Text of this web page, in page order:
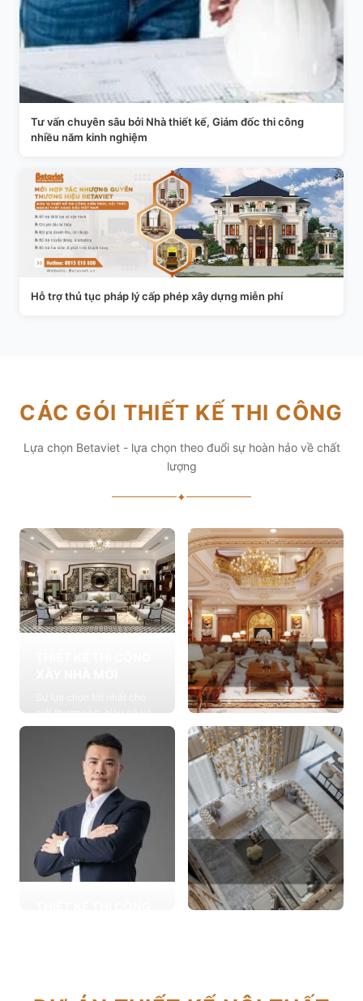
Tư vấn chuyên sâu bởi Nhà thiết kế, Giám đốc thi công
nhiều năm kinh nghiệm
Hỗ trợ thủ tục pháp lý cấp phép xây dựng miễn phí
CÁC GÓI THIẾT KẾ THI CÔNG
Lựa chọn Betaviet - lựa chọn theo đuổi sự hoàn hảo về chất
lượng
✦
giới thượng lưu giàu có và
đẳng cấp, cung cấp các
giải pháp thiết kế chuyên
Xem chi tiết
THIẾT KẾ THI CÔNG
NỘI THẤT
Cung cấp các giải pháp
theo phong cách sống với
thiết kế nội thất thông minh
mang tính thẩm mỹ cao
Xem chi tiết
lựa chọn từ các gia đình